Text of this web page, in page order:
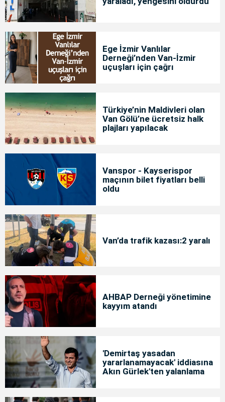
Ege İzmir Vanlılar
Derneği’nden Van-İzmir
uçuşları için çağrı
Türkiye’nin Maldivleri olan
Van Gölü’ne ücretsiz halk
plajları yapılacak
Vanspor - Kayserispor
maçının bilet fiyatları belli
oldu
Van’da trafik kazası:2 yaralı
AHBAP Derneği yönetimine
kayyım atandı
'Demirtaş yasadan
yararlanamayacak' iddiasına
Akın Gürlek'ten yalanlama